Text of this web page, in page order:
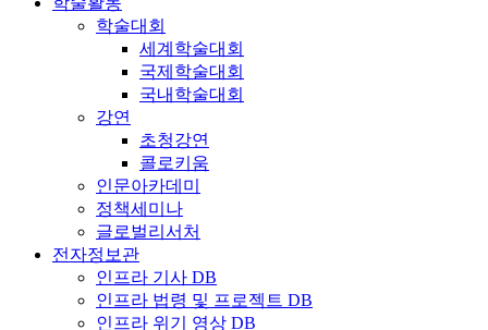
학술대회
세계학술대회
국제학술대회
국내학술대회
강연
초청강연
콜로키움
인문아카데미
정책세미나
글로벌리서처
전자정보관
인프라 기사 DB
인프라 법령 및 프로젝트 DB
인프라 위기 영상 DB